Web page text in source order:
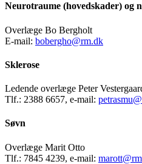
Neurotraume (hovedskader) og
Overlæge Bo Bergholt
E-mail: bobergho@rm.dk
Sklerose
Ledende overlæge Peter
Tlf.: 2388 6657, e-mail:
Søvn
Overlæge Marit Otto
Tlf.: 7845 4239, e-mail: